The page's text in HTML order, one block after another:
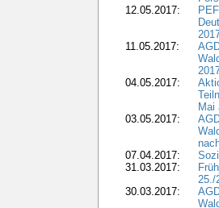
12.05.2017:
11.05.2017:
04.05.2017:
Mai
03.05.2017:
07.04.2017:
31.03.2017:
25./
30.03.2017: